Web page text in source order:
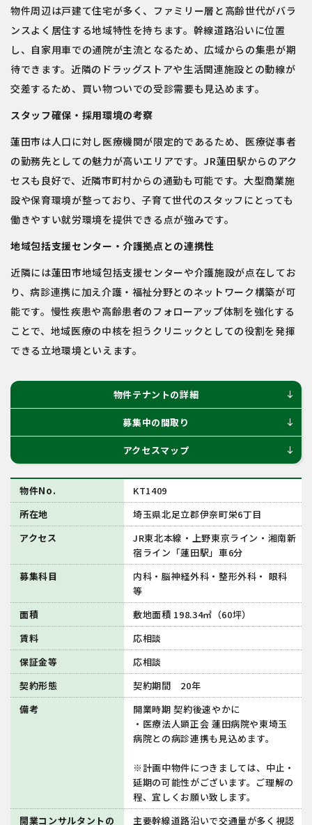
物件周辺は戸建て住宅が多く、ファミリー層と高齢世代がバラ
ンスよく居住する地域特性を持ちます。幹線道路沿いに位置
し、自家用車での通院が主流となるため、広域からの集患が期
待できます。近隣のドラッグストアや生活関連施設との動線が
交差するため、買い物ついでの受診需要も見込めます。
スタッフ確保・採用環境の考察
蓮田市は人口に対し医療機関が限定的であるため、医療従事者
の勤務先としての魅力が高いエリアです。JR蓮田駅からのアク
セスも良好で、近隣市町村からの通勤も可能です。大型商業施
設や保育環境が整っており、子育て世代のスタッフにとっても
働きやすい就労環境を提供できる点が強みです。
地域包括支援センター・介護拠点との連携性
近隣には蓮田市地域包括支援センターや介護施設が点在してお
り、病診連携に加え介護・福祉分野とのネットワーク構築が可
能です。慢性疾患や高齢患者のフォローアップ体制を強化する
ことで、地域医療の中核を担うクリニックとしての役割を発揮
できる立地環境といえます。
物件テナントの詳細 south
募集中の間取り south
アクセスマップ south
物件No.
KT1409
所在地
埼玉県北足立郡伊奈町栄6丁目
アクセス
JR東北本線・上野東京ライン・湘南新
宿ライン「蓮田駅」車6分
募集科目
内科・脳神経外科・整形外科・ 眼科
等
面積
敷地面積 198.34㎡（60坪）
賃料
応相談
保証金等
応相談
契約形態
契約期間 20年
備考
開業時期 契約後速やかに
・医療法人顕正会 蓮田病院や東埼玉
病院との病診連携も見込めます。
※計画中物件につきましては、中止・
延期の可能性がございます。ご理解の
程、宜しくお願い致します。
開業コンサルタントの
主要幹線道路沿いで交通量が多く視認